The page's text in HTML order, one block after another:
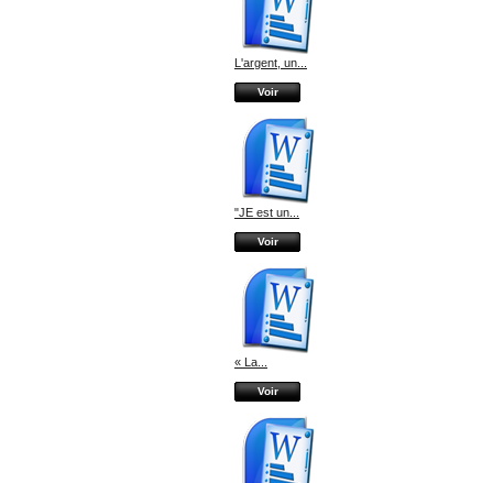
L'argent, un...
Voir
"JE est un...
Voir
« La...
Voir